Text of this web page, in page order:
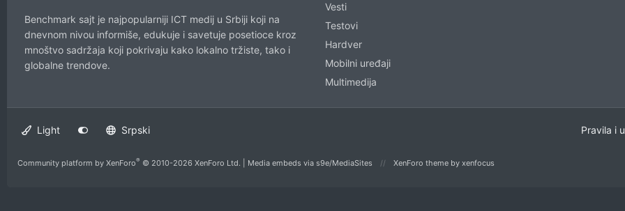
Benchmark sajt je najpopularniji ICT medij u Srbiji koji na
dnevnom nivou informiše, edukuje i savetuje posetioce kroz
mnoštvo sadržaja koji pokrivaju kako lokalno tržiste, tako i
globalne trendove.
Vesti
Testovi
Hardver
Mobilni uređaji
Multimedija
Light Srpski Pravila i
Community platform by XenForo® © 2010-2026 XenForo Ltd. Media embeds via s9e/MediaSites XenForo theme by xenfocus